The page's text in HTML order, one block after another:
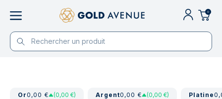
0
Or0,00 € (0,00 €) Argent0,00 € (0,00 €) Platine